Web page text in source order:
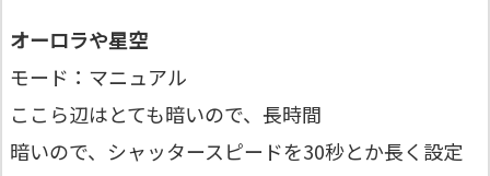
オーロラや星空
モード：マニュアル
ここら辺はとても暗いので、長時間
暗いので、シャッタースピードを30秒とか長く設定